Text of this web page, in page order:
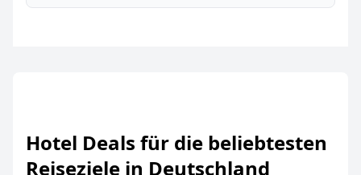
Hotel Deals für die beliebtesten
Reiseziele in Deutschland